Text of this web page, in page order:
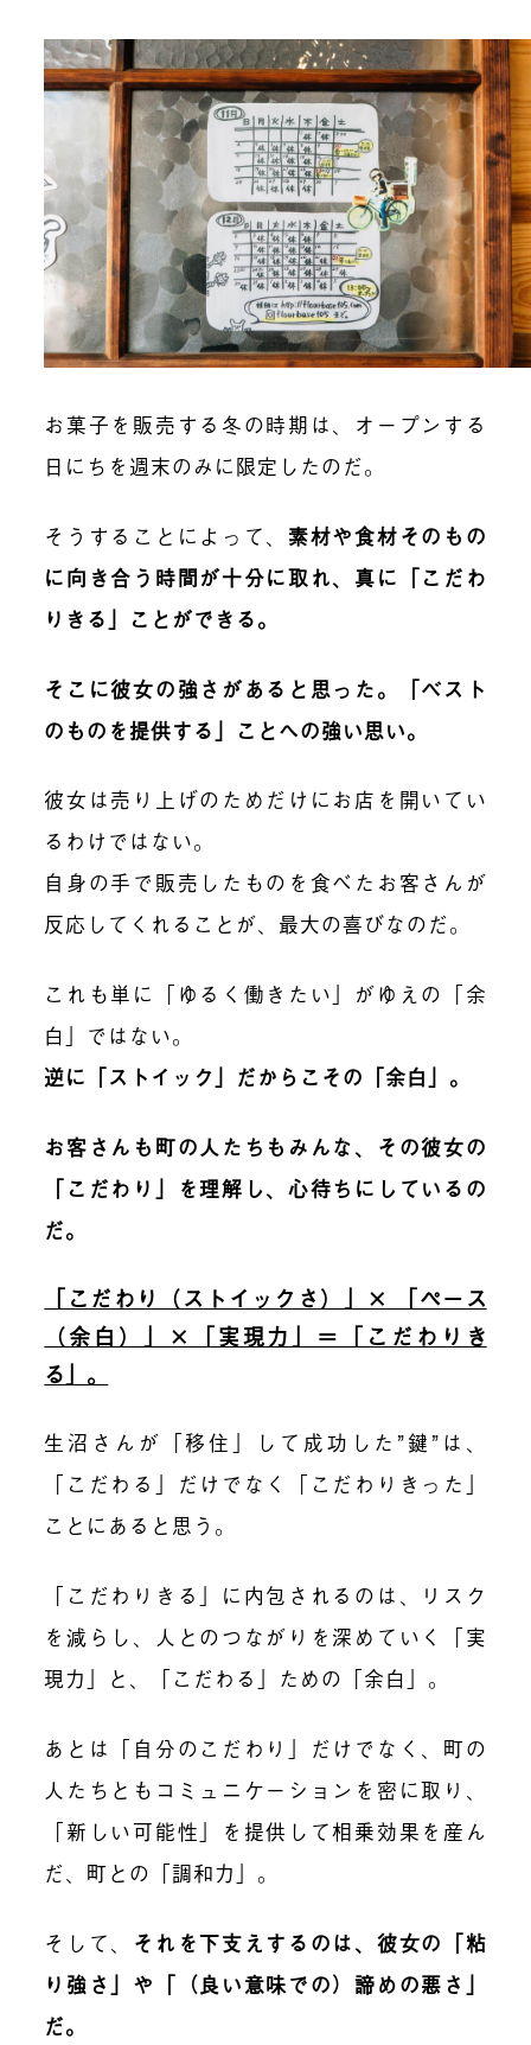
お菓子を販売する冬の時期は、オープンする
日にちを週末のみに限定したのだ。
そうすることによって、 素材や食材そのもの
に向き合う時間が十分に取れ、真に「こだわ
りきる」ことができる。
そこに彼女の強さがあると思った。「ベスト
のものを提供する」ことへの強い思い。
彼女は売り上げのためだけにお店を開いてい
るわけではない。
自身の手で販売したものを食べたお客さんが
反応してくれることが、最大の喜びなのだ。
これも単に「ゆるく働きたい」がゆえの「余
白」ではない。
逆に「ストイック」だからこその「余白」。
お客さんも町の人たちもみんな、その彼女の
「こだわり」を理解し、心待ちにしているの
だ。
「こだわり（ストイックさ）」× 「ペース
（余白）」×「実現力」＝「こだわりき
る」。
生沼さんが「移住」して成功した”鍵”は、
「こだわる」だけでなく「こだわりきった」
ことにあると思う。
「こだわりきる」に内包されるのは、リスク
を減らし、人とのつながりを深めていく「実
現力」と、「こだわる」ための「余白」。
あとは「自分のこだわり」だけでなく、町の
人たちともコミュニケーションを密に取り、
「新しい可能性」を提供して相乗効果を産ん
だ、町との「調和力」。
そして、 それを下支えするのは、彼女の「粘
り強さ」や「（良い意味での）諦めの悪さ」
だ。